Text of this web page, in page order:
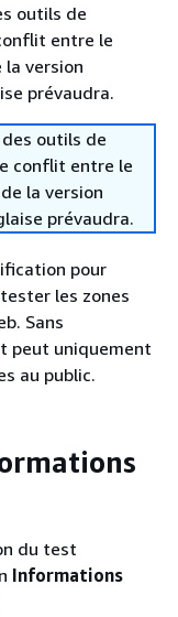
outils de
entre le
version
prévaudra.
outils de
conflit entre le
la version
prévaudra.
pour
les zones
Sans
peut uniquement
au public.
du test
Informations